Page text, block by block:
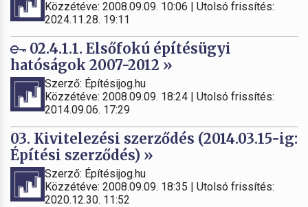
Közzétéve: 2008.09.09. 10:06 | Utolsó frissítés:
2024.11.28. 19:11
02.4.1.1. Elsőfokú építésügyi
hatóságok 2007-2012 »
Szerző: Építésijog.hu
Közzétéve: 2008.09.09. 18:24 | Utolsó frissítés:
2014.09.06. 17:29
03. Kivitelezési szerződés (2014.03.15-ig:
Építési szerződés) »
Szerző: Építésijog.hu
Közzétéve: 2008.09.09. 18:35 | Utolsó frissítés:
2020.12.30. 11:52